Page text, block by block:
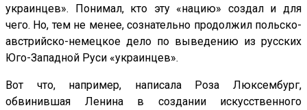
украинцев». Понимал, кто эту «нацию» создал и для
чего. Но, тем не менее, сознательно продолжил польско-
австрийско-немецкое дело по выведению из русских
Юго-Западной Руси «украинцев».
Вот что, например, написала Роза Люксембург,
обвинившая Ленина в создании искусственного